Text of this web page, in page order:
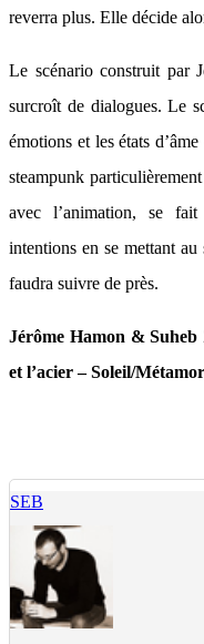
reverra plus. Elle décide
Le scénario construit par
surcroît de dialogues. Le
émotions et les états
steampunk
avec l’animation, se fait
intentions en se mettant au
faudra suivre de près.
Jérôme Hamon &
et l’acier – Soleil/
SEB